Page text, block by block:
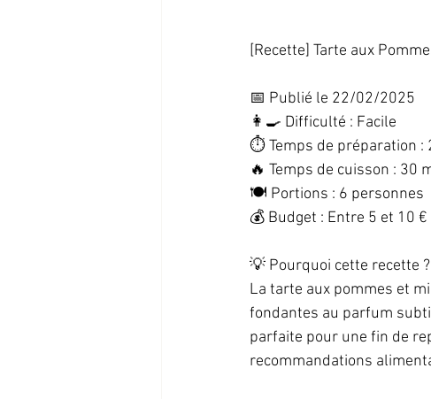
[Recette] Tarte aux
📅 Publié le 22/02/2025
👩‍🍳 Difficulté : Facile
⏱️ Temps de préparation :
🔥 Temps de cuisson : 30
🍽️ Portions : 6 personnes
💰 Budget : Entre 5 et 10 €
💡 Pourquoi cette recette ?
La tarte aux pommes et
fondantes au parfum
parfaite pour une fin de
recommandations